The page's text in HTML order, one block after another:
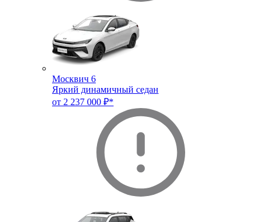
Москвич 6
Яркий динамичный седан
от 2 237 000 ₽*